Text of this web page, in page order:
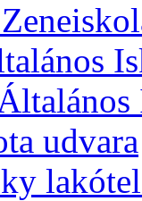
udvara